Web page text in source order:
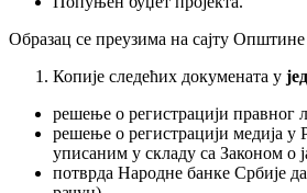
Образац се преузима на сајту
Копије следећих докумената у
решење о регистрациjи правног
решење о регистрацији медија у
уписаним у складу са Законом о
потврда Народне банке Србије